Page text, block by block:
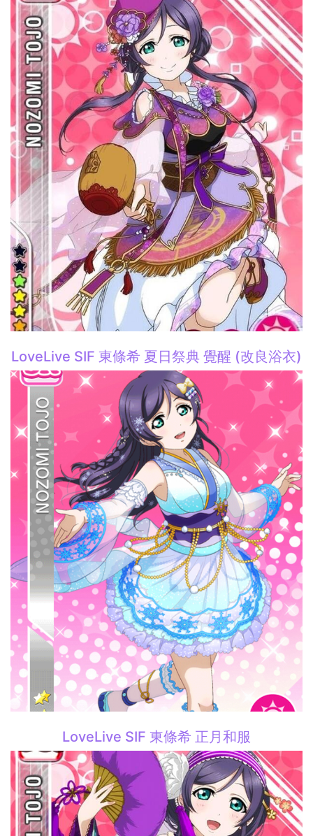
LoveLive SIF 東條希 夏日祭典 覺醒 (改良浴衣)
LoveLive SIF 東條希 正月和服